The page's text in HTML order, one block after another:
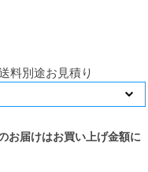
料別途お見積り
お届けはお買い上げ金額に